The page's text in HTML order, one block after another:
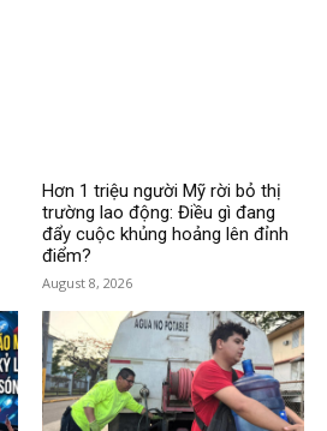
Hơn 1 triệu người Mỹ rời bỏ thị
trường lao động: Điều gì đang
đẩy cuộc khủng hoảng lên đỉnh
điểm?
August 8, 2026